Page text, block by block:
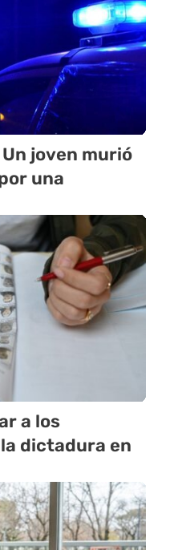
joven murió
una
a los
dictadura en